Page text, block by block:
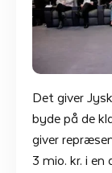
Det giver
byde på de
giver
3 mio. kr. i